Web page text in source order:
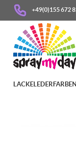
+49(0)155 672
LACKELEDERFARBEN